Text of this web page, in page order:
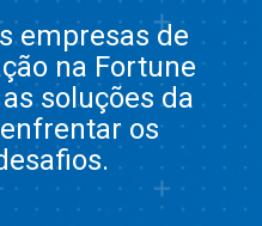
empresas de
na Fortune
soluções da
os